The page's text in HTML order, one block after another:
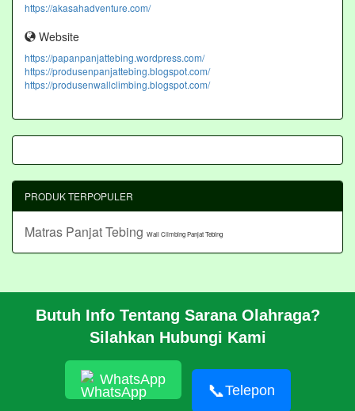
https://akasahadventure.com/
Website
https://papanpanjattebing.wordpress.com/
https://produsenpanjattebing.blogspot.com/
https://produsenwallclimbing.blogspot.com/
Butuh Info Tentang Sarana Olahraga?
Silahkan Hubungi Kami
WhatsApp
📞Telepon
PRODUK TERPOPULER
Matras Panjat Tebing Wall Climbing Panjat Tebing
CARA PESAN
HUBUNGI KAMI
Pembangunan Wall Climbing Di PPLP Banten